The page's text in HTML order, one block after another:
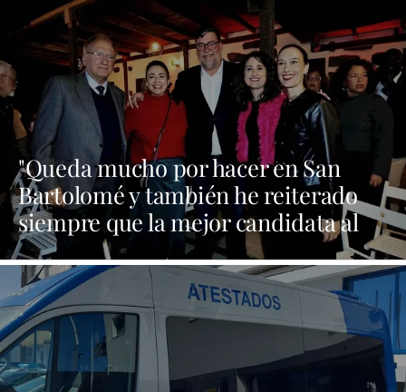
"Queda mucho por hacer en San
Bartolomé y también he reiterado
siempre que la mejor candidata al
Cabildo es María Dolores Corujo"